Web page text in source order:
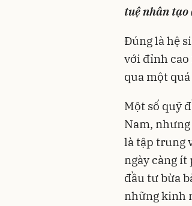
tuệ nhân tạo
Đúng là hệ
với đỉnh cao
qua một
Một số quỹ
Nam,
là tập trung
ngày càng
đầu tư bừa
những kinh